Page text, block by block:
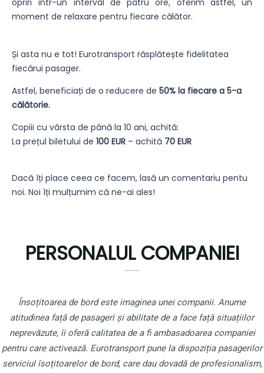
opriri într-un interval de patru ore, oferim astfel, un
moment de relaxare pentru fiecare călător.
Și asta nu e tot! Eurotransport răsplătește fidelitatea
fiecărui pasager.
Astfel, beneficiați de o reducere de 50% la fiecare a 5-a
călătorie.
Copiii cu vârsta de până la 10 ani, achită:
La prețul biletului de 100 EUR – achită 70 EUR
Dacă îți place ceea ce facem, lasă un comentariu pentu
noi. Noi îți mulțumim că ne-ai ales!
PERSONALUL COMPANIEI
Însoțitoarea de bord este imaginea unei companii. Anume
atitudinea față de pasageri și abilitate de a face față situațiilor
neprevăzute, îi oferă calitatea de a fi ambasadoarea companiei
pentru care activează. Eurotransport pune la dispoziția pasagerilor
serviciul îsoțitoarelor de bord, care dau dovadă de profesionalism,